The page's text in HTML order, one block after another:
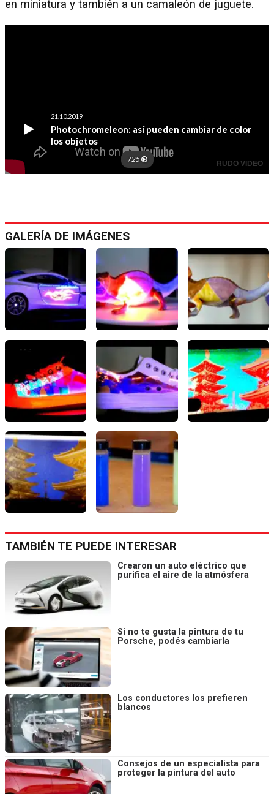
en miniatura y también a un camaleón de juguete.
GALERÍA DE IMÁGENES
TAMBIÉN TE PUEDE INTERESAR
Crearon un auto eléctrico que
purifica el aire de la atmósfera
Si no te gusta la pintura de tu
Porsche, podés cambiarla
Los conductores los prefieren
blancos
Consejos de un especialista para
proteger la pintura del auto